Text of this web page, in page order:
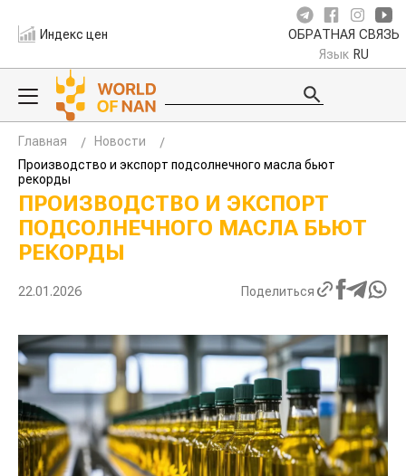
Индекс цен ОБРАТНАЯ СВЯЗЬ
Язык RU
Главная
Новости
Производство и экспорт подсолнечного масла бьют
рекорды
ПРОИЗВОДСТВО И ЭКСПОРТ
ПОДСОЛНЕЧНОГО МАСЛА БЬЮТ
РЕКОРДЫ
22.01.2026 Поделиться